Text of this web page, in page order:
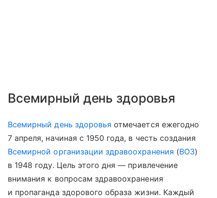
Всемирный день здоровья
Всемирный день здоровья отмечается ежегодно
7 апреля, начиная с 1950 года, в честь создания
Всемирной организации здравоохранения (ВОЗ)
в 1948 году. Цель этого дня — привлечение
внимания к вопросам здравоохранения
и пропаганда здорового образа жизни. Каждый